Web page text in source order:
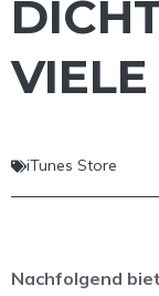
iTunes Store
Nachfolgend